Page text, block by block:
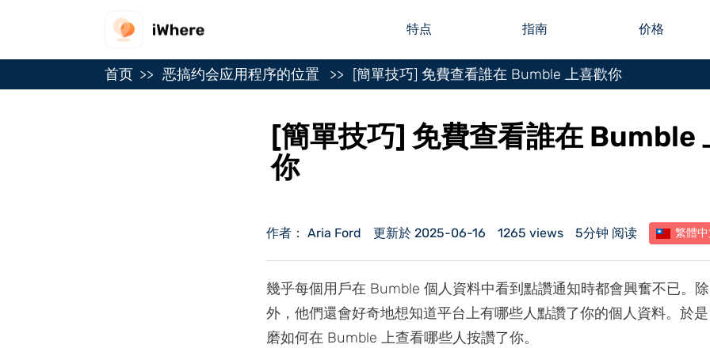
特点 指南 价格
首页 恶搞约会应用程序的位置 [簡單技巧] 免費查看誰在 Bumble 上喜歡你
[簡單技巧] 免費查看誰在 Bumble
你
作者： Aria Ford 更新於 2025-06-16 1265 views 5分钟 阅读 繁體
幾乎每個用戶在 Bumble 個人資料中看到點讚通知時都會興奮不已。
外，他們還會好奇地想知道平台上有哪些人點讚了你的個人資料。於
磨如何在 Bumble 上查看哪些人按讚了你。